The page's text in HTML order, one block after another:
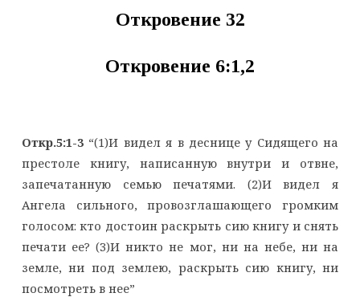
Откровение 32
Откровение 6:1,2
Откр.5:1-3“(1)И видел я в деснице у Сидящего на
престоле книгу, написанную внутри и отвне,
запечатанную семью печатями. (2)И видел я
Ангела сильного, провозглашающего громким
голосом: кто достоин раскрыть сию книгу и снять
печати ее? (3)И никто не мог, ни на небе, ни на
земле, ни под землею, раскрыть сию книгу, ни
посмотреть в нее”